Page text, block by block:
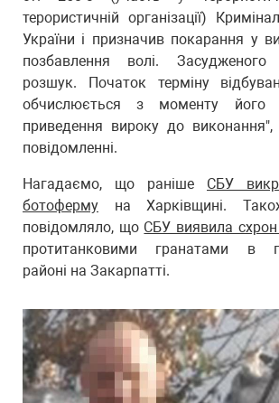
терористичній організації)
України і призначив покарання у
позбавлення волі.
розшук. Початок терміну
обчислюється з моменту його
приведення вироку до
повідомленні.
Нагадаємо, що раніше СБУ
ботоферму на Харківщині.
повідомляло, що СБУ виявила
протитанковими гранатами в
районі на Закарпатті.